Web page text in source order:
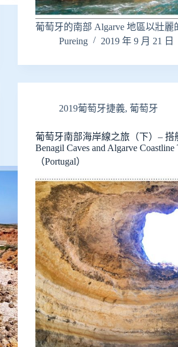
葡萄牙的南部 Algarve 地區以壯
Pureing
2019 年 9 月 21 日
2019葡萄牙捷義,葡萄牙
葡萄牙南部海岸線之旅（下）– 搭
Benagil Caves and Algarve Coastline
（Portugal）